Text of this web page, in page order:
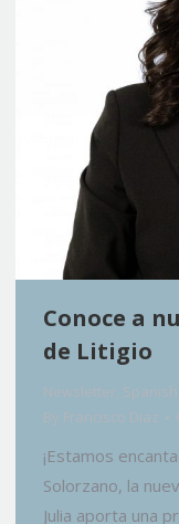
Conoce a
de Litigio
Newsletter , Spanish
By Francisco Diaz
¡Estamos
Solorzano, la
Julia aporta una